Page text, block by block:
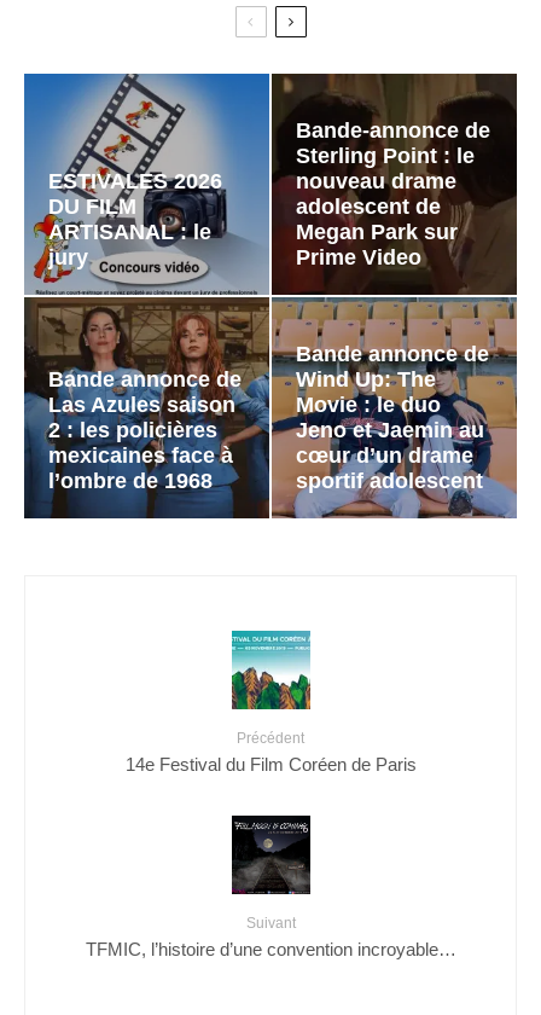
ESTIVALES 2026
DU FILM
ARTISANAL : le
jury
Bande-annonce de
Sterling Point : le
nouveau drame
adolescent de
Megan Park sur
Prime Video
Bande annonce de
Las Azules saison
2 : les policières
mexicaines face à
l’ombre de 1968
Bande annonce de
Wind Up: The
Movie : le duo
Jeno et Jaemin au
cœur d’un drame
sportif adolescent
Précédent
14e Festival du Film Coréen de Paris
Suivant
TFMIC, l’histoire d’une convention incroyable…